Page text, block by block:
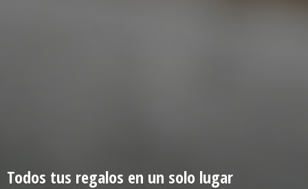
Todos tus regalos en un solo lugar